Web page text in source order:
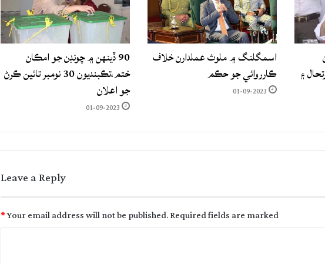
۽
اسمگلنگ ۾ ملوث عملدارن خلاف
ڪارروائي جو حڪم
01-09-2023
90 ڏينهن ۾ چونڊن جو امڪان
ختم،تڪبنديون 30 نومبر تائين ڪرڻ
جو اعلان
01-09-2023
Leave a Reply
Your email address will not be published.Required fields are marked
*